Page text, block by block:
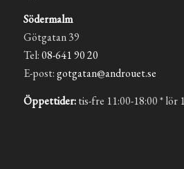
Södermalm
Götgatan 39
Tel:08-641 90 20
E-post:gotgatan@androuet.se
Öppettider:tis-fre 11:00-18:00 * lör